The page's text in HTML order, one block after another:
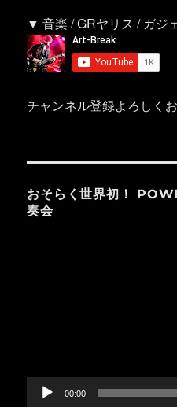
▼ 音楽 / GRヤリス / ガジ
チャンネル登録よろしく
おそらく世界初！
奏会
ー
00:00